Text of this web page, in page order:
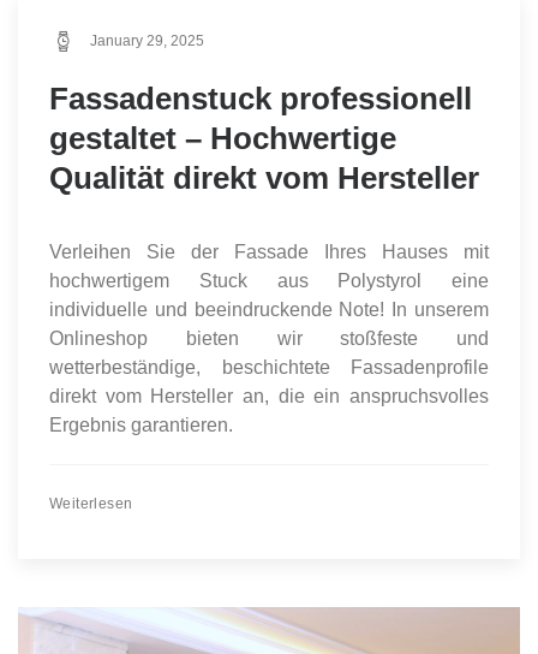
January 29, 2025
Fassadenstuck professionell
gestaltet – Hochwertige
Qualität direkt vom Hersteller
Verleihen Sie der Fassade Ihres Hauses mit
hochwertigem Stuck aus Polystyrol eine
individuelle und beeindruckende Note! In unserem
Onlineshop bieten wir stoßfeste und
wetterbeständige, beschichtete Fassadenprofile
direkt vom Hersteller an, die ein anspruchsvolles
Ergebnis garantieren.
Weiterlesen